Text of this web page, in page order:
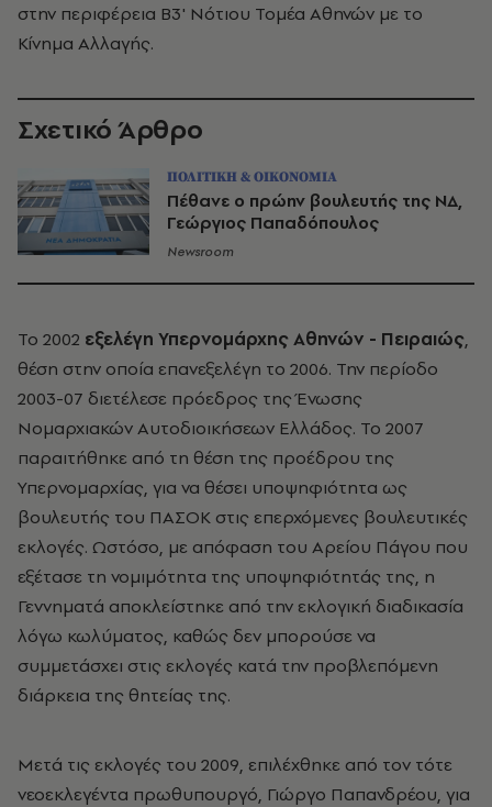
στην περιφέρεια Β3' Νότιου Τομέα Αθηνών με το
Κίνημα Αλλαγής.
Σχετικό Άρθρο
ΠΟΛΙΤΙΚΗ & ΟΙΚΟΝΟΜΙΑ
Πέθανε ο πρώην βουλευτής της ΝΔ,
Γεώργιος Παπαδόπουλος
Newsroom
Το 2002 εξελέγη Υπερνομάρχης Αθηνών - Πειραιώς,
θέση στην οποία επανεξελέγη το 2006. Την περίοδο
2003-07 διετέλεσε πρόεδρος της Ένωσης
Νομαρχιακών Αυτοδιοικήσεων Ελλάδος. Το 2007
παραιτήθηκε από τη θέση της προέδρου της
Υπερνομαρχίας, για να θέσει υποψηφιότητα ως
βουλευτής του ΠΑΣΟΚ στις επερχόμενες βουλευτικές
εκλογές. Ωστόσο, με απόφαση του Αρείου Πάγου που
εξέτασε τη νομιμότητα της υποψηφιότητάς της, η
Γεννηματά αποκλείστηκε από την εκλογική διαδικασία
λόγω κωλύματος, καθώς δεν μπορούσε να
συμμετάσχει στις εκλογές κατά την προβλεπόμενη
διάρκεια της θητείας της.
Μετά τις εκλογές του 2009, επιλέχθηκε από τον τότε
νεοεκλεγέντα πρωθυπουργό, Γιώργο Παπανδρέου, για